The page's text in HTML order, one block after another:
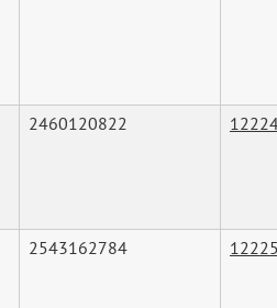
2460120822
2543162784